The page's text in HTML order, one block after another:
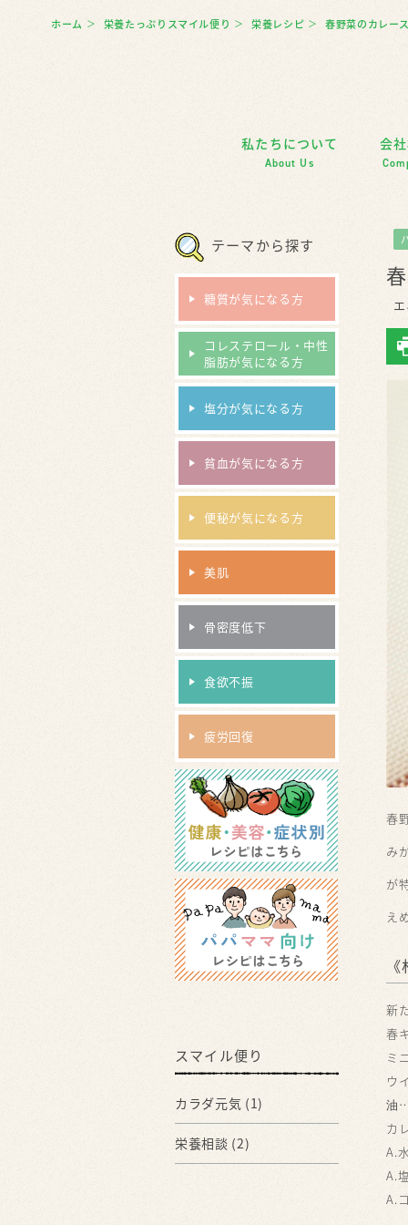
ホーム ＞ 栄養たっぷりスマイル便り ＞ 栄養レシピ ＞ 春野菜のカレー
私たちについて
About Us
会
テーマから探す
糖質が気になる方
コレステロール・中性
脂肪が気になる方
塩分が気になる方
貧血が気になる方
便秘が気になる方
美肌
骨密度低下
食欲不振
疲労回復
スマイル便り
カラダ元気 (1)
栄養相談 (2)
春
み
が
え
新
春
ミ
ウ
油
カ
A.
A.
A.